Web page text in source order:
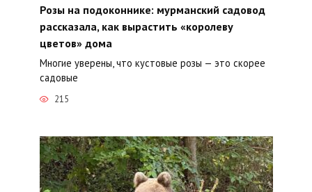
Розы на подоконнике: мурманский садовод
рассказала, как вырастить «королеву
цветов» дома
Многие уверены, что кустовые розы — это скорее
садовые
215